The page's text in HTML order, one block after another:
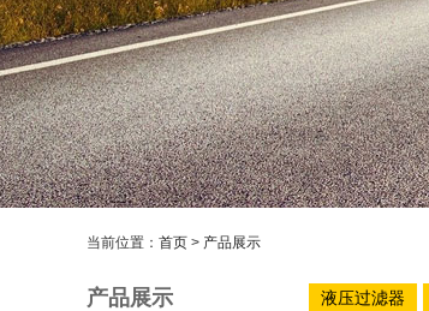
当前位置： 首页 > 产品展示
产品展示 液压过滤器